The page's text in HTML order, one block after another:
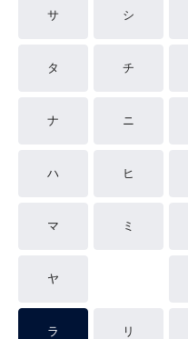
サ シ
タ チ
ナ ニ
ハ ヒ
マ ミ
ヤ
ラ リ